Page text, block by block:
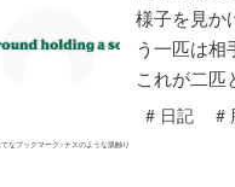
様子を見か
う一匹は相
これが二匹
# 日記 #